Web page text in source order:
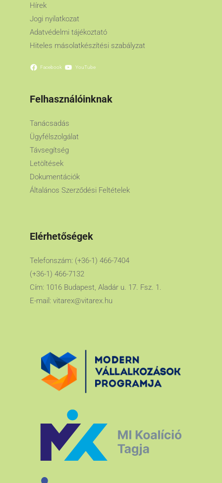
Hírek
Jogi nyilatkozat
Adatvédelmi tájékoztató
Hiteles másolatkészítési szabályzat
Facebook YouTube
Felhasználóinknak
Tanácsadás
Ügyfélszolgálat
Távsegítség
Letöltések
Dokumentációk
Általános Szerződési Feltételek
Elérhetőségek
Telefonszám: (+36-1) 466-7404
(+36-1) 466-7132
Cím: 1016 Budapest, Aladár u. 17. Fsz. 1.
E-mail: vitarex@vitarex.hu